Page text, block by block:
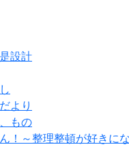
設計
より
もの
！～整理整頓が好きに